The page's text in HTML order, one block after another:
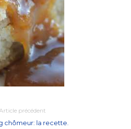
précédent
chômeur: la recette.